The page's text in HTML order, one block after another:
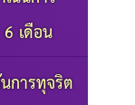
เดือน
การทุจริต